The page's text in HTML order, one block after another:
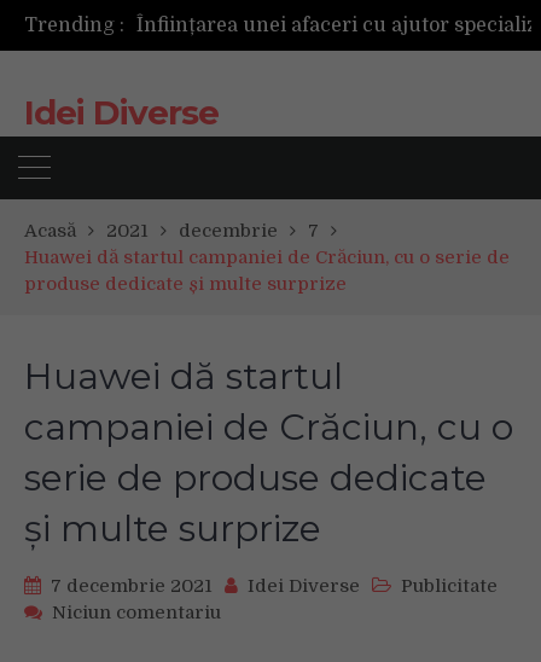
Trending :
Idei Diverse
Acasă 2021 decembrie
7
Huawei dă startul campaniei de Crăciun, cu o serie de
produse dedicate și multe surprize
Huawei dă startul
campaniei de Crăciun, cu o
serie de produse dedicate
și multe surprize
7 decembrie 2021 Idei Diverse
Publicitate
Niciun comentariu